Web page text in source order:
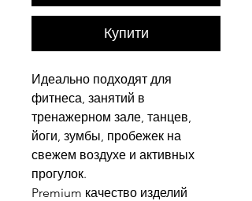
Купити
Идеально подходят для
фитнеса, занятий в
тренажерном зале, танцев,
йоги, зумбы, пробежек на
свежем воздухе и активных
прогулок.
Premium качество изделий